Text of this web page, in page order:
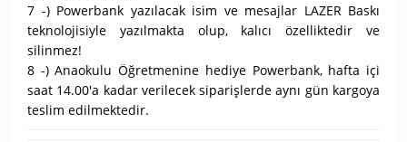
7 -) Powerbank yazılacak isim ve mesajlar LAZER Baskı
teknolojisiyle yazılmakta olup, kalıcı özelliktedir ve
silinmez!
8 -) Anaokulu Öğretmenine hediye Powerbank, hafta içi
saat 14.00'a kadar verilecek siparişlerde aynı gün kargoya
teslim edilmektedir.